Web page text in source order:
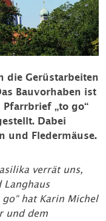
die Gerüstarbeiten
Bauvorhaben ist
„to go“
Dabei
und Fledermäuse.
verrät uns,
Langhaus
hat Karin Michel
und dem